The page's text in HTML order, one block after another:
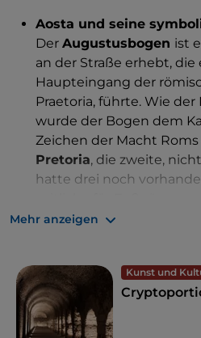
Aosta und seine
Der Augustusbogen ist
an der Straße erhebt, die
Haupteingang der
Praetoria, führte. Wie
wurde der Bogen dem
Zeichen der Macht
Pretoria, die zweite,
hatte drei noch
Wagen. Sie war
Aosta und ihr
derPiazza Chanoux in
rechteckige, im Zentrum
Platz ist für den Verkehr
Mehr anzeigen
Kunst und